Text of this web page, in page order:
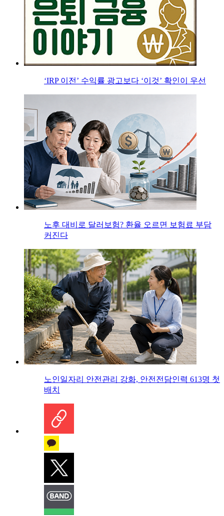
‘IRP 이전’ 수익률 광고보다 ‘이것’ 확인이 우선
노후 대비로 달러보험? 환율 오르면 보험료 부담
커진다
노인일자리 안전관리 강화, 안전전담인력 613명 첫
배치